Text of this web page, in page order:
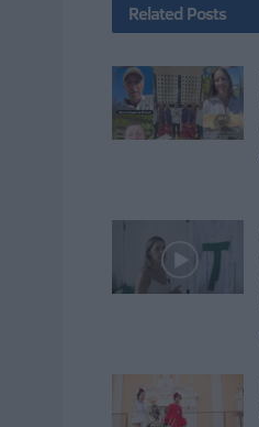
Related Posts